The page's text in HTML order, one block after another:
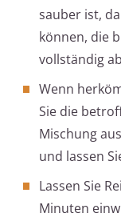
sauber ist,
können, die
vollständig
Wenn
Sie die
Mischung
und lassen
Lassen Sie
Minuten